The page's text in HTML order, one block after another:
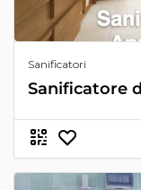
Sanificatori
Sanificatore